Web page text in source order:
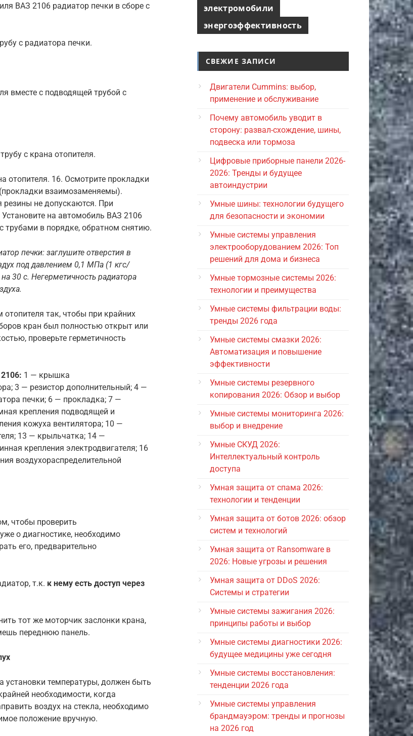
ВАЗ 2106 радиатор печки в сборе с
с радиатора печки.
вместе с подводящей трубой с
с крана отопителя.
отопителя. 16. Осмотрите прокладки
взаимозаменяемы).
резины не допускаются. При
на автомобиль ВАЗ 2106
трубами в порядке, обратном снятию.
печки: заглушите отверстия в
под давлением 0,1 МПа (1 кгс/
30 с. Негерметичность радиатора
отопителя так, чтобы при крайних
кран был полностью открыт или
проверьте герметичность
1 — крышка
3 — резистор дополнительный; 4 —
печки; 6 — прокладка; 7 —
крепления подводящей и
кожуха вентилятора; 10 —
13 — крыльчатка; 14 —
крепления электродвигателя; 16
воздухораспределительной
чтобы проверить
о диагностике, необходимо
его, предварительно
т.к. к нему есть доступ через
тот же моторчик заслонки крана,
переднюю панель.
установки температуры, должен быть
необходимости, когда
воздух на стекла, необходимо
положение вручную.
электромобили
энергоэффективность
СВЕЖИЕ ЗАПИСИ
Двигатели Cummins: выбор,
применение и обслуживание
Почему автомобиль уводит в
сторону: развал-схождение, шины,
подвеска или тормоза
Цифровые приборные панели 2026-
2026: Тренды и будущее
автоиндустрии
Умные шины: технологии будущего
для безопасности и экономии
Умные системы управления
электрооборудованием 2026: Топ
решений для дома и бизнеса
Умные тормозные системы 2026:
технологии и преимущества
Умные системы фильтрации воды:
тренды 2026 года
Умные системы смазки 2026:
Автоматизация и повышение
эффективности
Умные системы резервного
копирования 2026: Обзор и выбор
Умные системы мониторинга 2026:
выбор и внедрение
Умные СКУД 2026:
Интеллектуальный контроль
доступа
Умная защита от спама 2026:
технологии и тенденции
Умная защита от ботов 2026: обзор
систем и технологий
Умная защита от Ransomware в
2026: Новые угрозы и решения
Умная защита от DDoS 2026:
Системы и стратегии
Умные системы зажигания 2026:
принципы работы и выбор
Умные системы диагностики 2026:
будущее медицины уже сегодня
Умные системы восстановления:
тенденции 2026 года
Умные системы управления
брандмауэром: тренды и прогнозы
на 2026 год